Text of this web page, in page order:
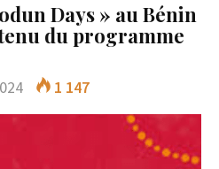
Days » au Bénin
du programme
1 147